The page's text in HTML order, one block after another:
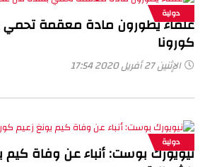
دولية
علماء يطورون مادة معقمة
كورونا
الإثنين 27 أفريل 2020 17:54
دولية
نيويورك بوست: أنباء عن وفاة كيم